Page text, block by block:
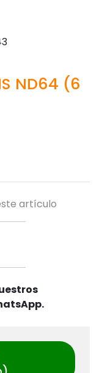
ND64 (6
artículo